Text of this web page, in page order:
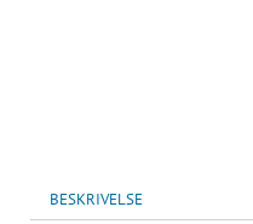
BESKRIVELSE